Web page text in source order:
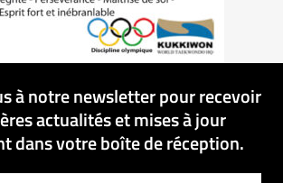
à notre newsletter pour recevoir
actualités et mises à jour
dans votre boîte de réception.